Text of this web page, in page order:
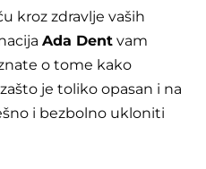
kroz zdravlje vaših
Ada Dent vam
o tome kako
je toliko opasan i na
i bezbolno ukloniti